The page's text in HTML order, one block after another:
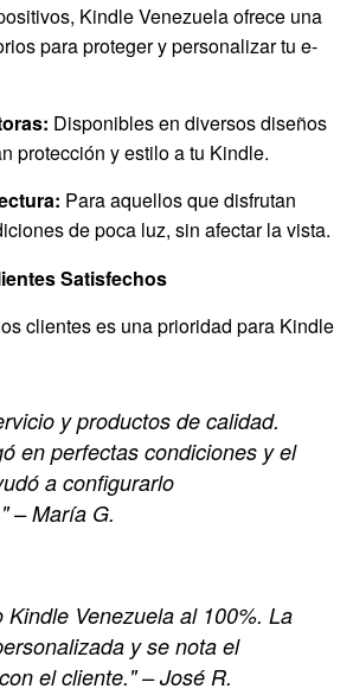
Kindle Venezuela ofrece una
para proteger y personalizar tu e-
Disponibles en diversos diseños
protección y estilo a tu Kindle.
Para aquellos que disfrutan
de poca luz, sin afectar la vista.
Satisfechos
clientes es una prioridad para Kindle
y productos de calidad.
en perfectas condiciones y el
a configurarlo
– María G.
Kindle Venezuela al 100%. La
y se nota el
el cliente." – José R.